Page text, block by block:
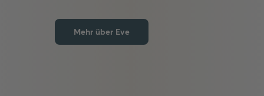
Mehr über Eve